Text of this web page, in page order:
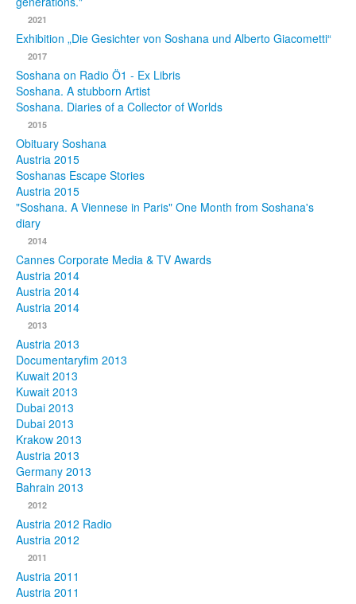
Projects
Press
Museums
2021
Exhibition „Die Gesichter von Soshana und Alberto Giacometti“
2017
Soshana on Radio Ö1 - Ex Libris
Soshana. A stubborn Artist
Soshana. Diaries of a Collector of Worlds
2015
Obituary Soshana
Austria 2015
Soshanas Escape Stories
Austria 2015
"Soshana. A Viennese in Paris" One Month from Soshana's
diary
2014
Cannes Corporate Media & TV Awards
Austria 2014
Austria 2014
Austria 2014
2013
Austria 2013
Documentaryfim 2013
Kuwait 2013
Kuwait 2013
Dubai 2013
Dubai 2013
Krakow 2013
Austria 2013
Germany 2013
Bahrain 2013
2012
Austria 2012 Radio
Austria 2012
2011
Austria 2011
Austria 2011